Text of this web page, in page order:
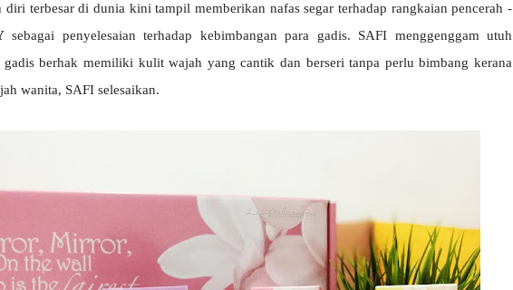
diri terbesar di dunia kini tampil memberikan nafas segar terhadap rangkaian pencerah -
sebagai penyelesaian terhadap kebimbangan para gadis. SAFI menggenggam utuh
gadis berhak memiliki kulit wajah yang cantik dan berseri tanpa perlu bimbang kerana
wanita, SAFI selesaikan.